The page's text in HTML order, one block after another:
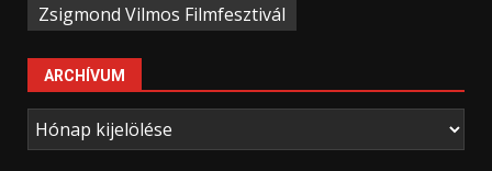
Zsigmond Vilmos Filmfesztivál
ARCHÍVUM
Archívum